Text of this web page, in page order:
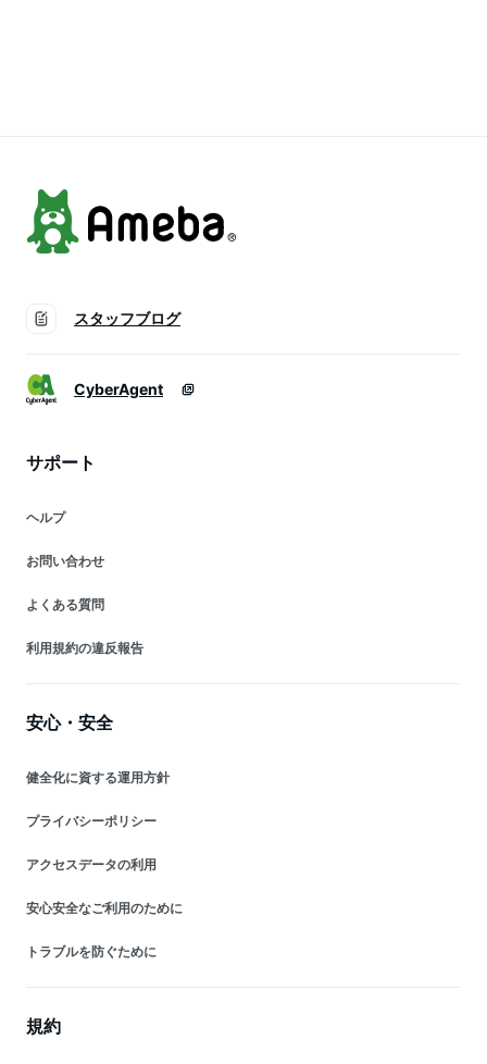
スタッフブログ
CyberAgent
サポート
ヘルプ
お問い合わせ
よくある質問
利用規約の違反報告
安心・安全
健全化に資する運用方針
プライバシーポリシー
アクセスデータの利用
安心安全なご利用のために
トラブルを防ぐために
規約